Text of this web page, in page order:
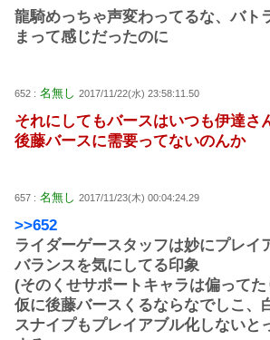
龍騎めっちゃ声変わってるな、バト
まって感じだったのに
652 : 名無し 2017/11/22(水) 23:58:11.50
それにしてもバースはいつも伊達さ
後藤バースに需要ってないのんか
657 : 名無し 2017/11/23(木) 00:04:24.29
>>652
ライダーゲースタッフは妙にプレイ
バランスを気にしてる印象
(そのくせサポートキャラは偏って
仮に後藤バースくるならなでしこ、
スナイプもプレイアブル化しないと